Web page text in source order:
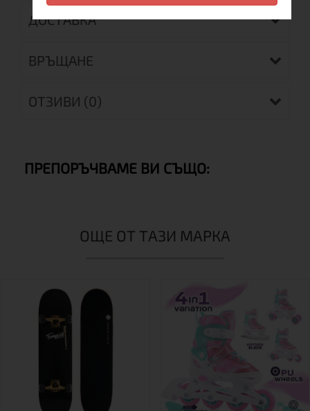
ДОСТАВКА
ВРЪЩАНЕ
ОТЗИВИ (0)
ПРЕПОРЪЧВАМЕ ВИ СЪЩО:
ОЩЕ ОТ ТАЗИ МАРКА